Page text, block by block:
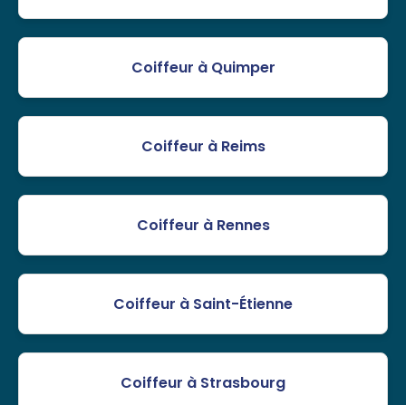
Coiffeur à Quimper
Coiffeur à Reims
Coiffeur à Rennes
Coiffeur à Saint-Étienne
Coiffeur à Strasbourg